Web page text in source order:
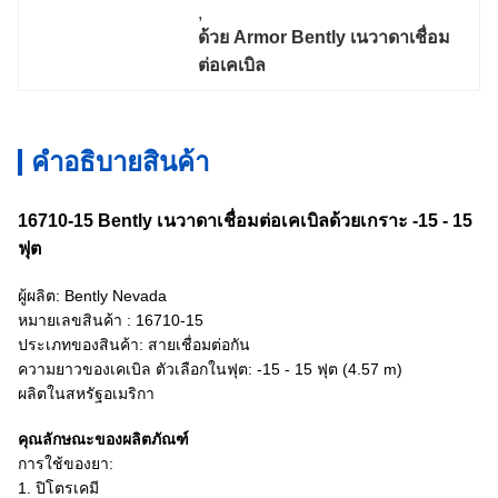
,
ด้วย Armor Bently เนวาดาเชื่อม
ต่อเคเบิล
คําอธิบายสินค้า
16710-15 Bently เนวาดาเชื่อมต่อเคเบิลด้วยเกราะ -15 - 15
ฟุต
ผู้ผลิต: Bently Nevada
หมายเลขสินค้า : 16710-15
ประเภทของสินค้า: สายเชื่อมต่อกัน
ความยาวของเคเบิล ตัวเลือกในฟุต: -15 - 15 ฟุต (4.57 m)
ผลิตในสหรัฐอเมริกา
คุณลักษณะของผลิตภัณฑ์
การใช้ของยา:
1. ปิโตรเคมี